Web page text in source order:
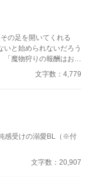
の足を開いてくれる
いと始められないだろう
「魔物狩りの報酬はお前
最強旅人×健気美人♂神
文字数：4,779
感受けの溺愛BL（※付
文字数：20,907